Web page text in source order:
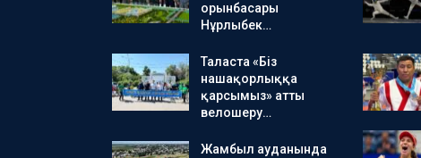
орынбасары
Нұрлыбек…
Таласта «Біз
нашақорлыққа
қарсымыз» атты
велошеру…
Жамбыл ауданында